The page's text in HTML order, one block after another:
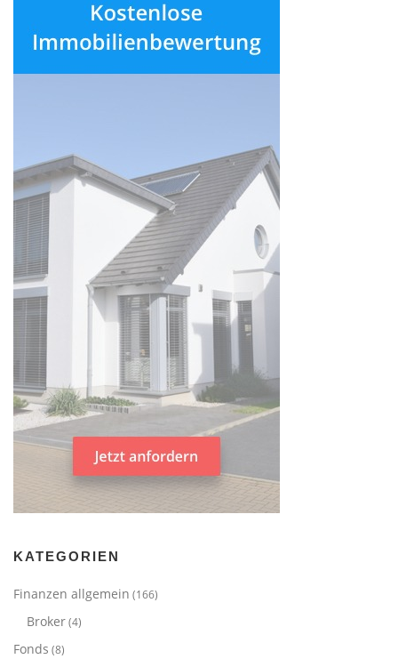
KATEGORIEN
Finanzen allgemein (166)
Broker(4)
Fonds (8)